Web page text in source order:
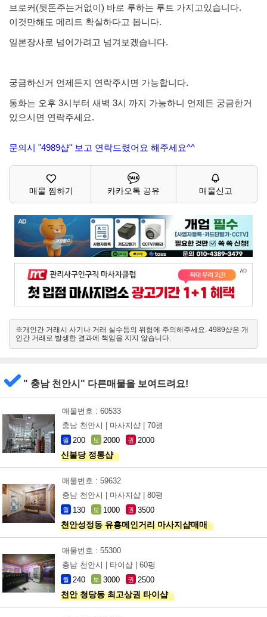
브로커(뒷돈주는거없이) 바로 루하는 루트 가지고있습니다.
이것만해도 메리트 확실하다고 봅니다.
일본장사로 넘어가려고 넘겨보겠습니다.
궁금하신거 언제든지 연락주시면 가능합니다.
통화는 오후 3시부터 새벽 3시 까지 가능하니 언제든 궁금한거
있으시면 연락주세요.
문의시 "4989샵" 보고 연락드렸어요 해주세요^^
매물 찜하기 카카오톡 공유 매물신고
※개인간 거래시 사기나 거래 실수등의 위험에 주의해주세요. 4989샵은 개
인간 거래로 발생한 결과에 책임을 지지 않습니다.
" 충남 천안시" 다른매물을 보여드려요!
매물번호 : 60533
충남 천안시 |
마사지샵 | 70평
월 200 보 2000 권 2000
신불당 정통샵
매물번호 : 59632
충남 천안시 |
마사지샵 | 80평
월 130 보 1000 권 3500
천안성정동 유흥메인거리 마사지샵매매
매물번호 : 55300
충남 천안시 |
타이샵 | 60평
월 240 보 3000 권 2500
천안 청당동 최고상권 타이샵